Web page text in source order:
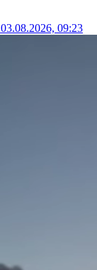
03.08.2026, 09:23